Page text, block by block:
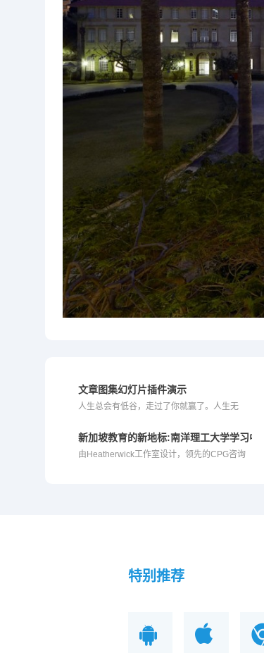
文章图集幻灯片插件演示
人生总会有低谷，走过了你就赢了。人生无
新加坡教育的新地标:南洋理工大学学习中心
由Heatherwick工作室设计，领先的CPG咨询
特别推荐